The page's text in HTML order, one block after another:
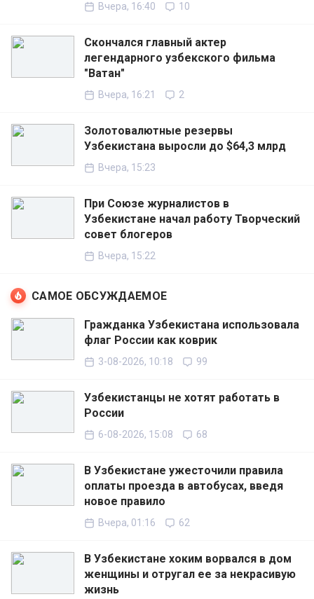
Вчера, 16:40 10
Скончался главный актер
легендарного узбекского фильма
"Ватан"
Вчера, 16:21 2
Золотовалютные резервы
Узбекистана выросли до $64,3 млрд
Вчера, 15:23
При Союзе журналистов в
Узбекистане начал работу Творческий
совет блогеров
Вчера, 15:22
САМОЕ ОБСУЖДАЕМОЕ
Гражданка Узбекистана использовала
флаг России как коврик
3-08-2026, 10:18 99
Узбекистанцы не хотят работать в
России
6-08-2026, 15:08 68
В Узбекистане ужесточили правила
оплаты проезда в автобусах, введя
новое правило
Вчера, 01:16 62
В Узбекистане хоким ворвался в дом
женщины и отругал ее за некрасивую
жизнь